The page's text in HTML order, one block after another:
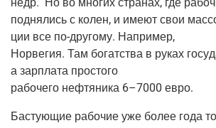
под­ня­лись с колен, и име­ют свои
ции все по-дру­го­му. Например,
Нор­ве­гия. Там богат­ства в руках
а зар­пла­та простого
рабо­че­го неф­тя­ни­ка 6–7000 евро.
Басту­ю­щие рабо­чие уже более года